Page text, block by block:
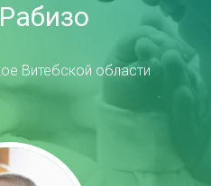
Витебской области